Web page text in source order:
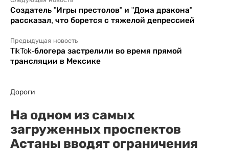
Создатель "Игры престолов" и "Дома дракона"
рассказал, что борется с тяжелой депрессией
Предыдущая новость
TikTok-блогера застрелили во время прямой
трансляции в Мексике
Дороги
На одном из самых
загруженных проспектов
Астаны вводят ограничения